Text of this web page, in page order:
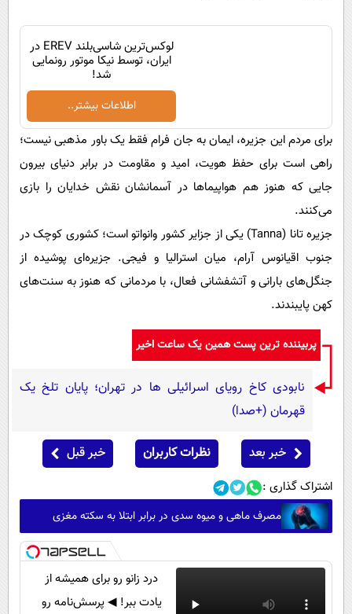
لوکس‌ترین شاسی‌بلند EREV در
ایران، توسط نیکا موتور رونمایی
شد!
اطلاعات بیشتر..
برای مردم این جزیره، ایمان به جان فرام فقط یک باور مذهبی نیست؛
راهی است برای حفظ هویت، امید و مقاومت در برابر دنیای بیرون
جایی که هنوز هم هواپیماها در آسمانشان نقش خدایان را بازی
می‌کنند.
جزیره تانا (Tanna) یکی از جزایر کشور وانواتو است؛ کشوری کوچک در
جنوب اقیانوس آرام، میان استرالیا و فیجی. جزیره‌ای پوشیده از
جنگل‌های بارانی و آتشفشانی فعال، با مردمانی که هنوز به سنت‌های
کهن پایبندند.
پربیننده ترین پست همین یک ساعت اخیر
نابودی کاخ رویای اسرائیلی ها در تهران؛ پایان تلخ یک
قهرمان (+صدا)
خبر بعد نظرات کاربران خبر قبل
اشتراک گذاری :
مصرف ماهی و میوه سدی در برابر ابتلا به سکته مغزی
درد زانو رو برای همیشه از
یادت ببر! ◀ پرسش‌نامه رو